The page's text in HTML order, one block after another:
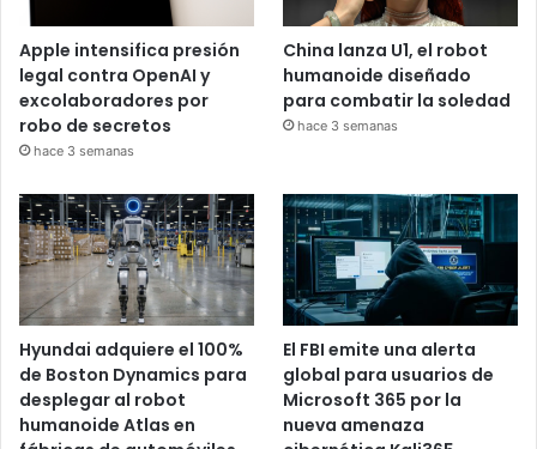
Apple intensifica presión
legal contra OpenAI y
excolaboradores por
robo de secretos
hace 3 semanas
China lanza U1, el robot
humanoide diseñado
para combatir la soledad
hace 3 semanas
Hyundai adquiere el 100%
de Boston Dynamics para
desplegar al robot
humanoide Atlas en
El FBI emite una alerta
global para usuarios de
Microsoft 365 por la
nueva amenaza